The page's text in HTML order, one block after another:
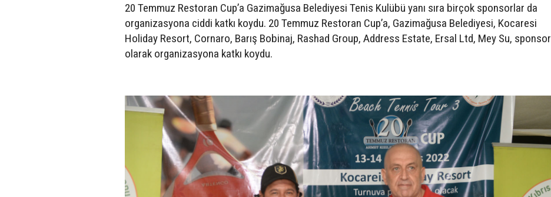
20 Temmuz Restoran Cup’a Gazimağusa Belediyesi Tenis Kulübü yanı sıra birçok sponsorlar da
organizasyona ciddi katkı koydu. 20 Temmuz Restoran Cup’a, Gazimağusa Belediyesi, Kocaresi
Holiday Resort, Cornaro, Barış Bobinaj, Rashad Group, Address Estate, Ersal Ltd, Mey Su, sponsor
olarak organizasyona katkı koydu.